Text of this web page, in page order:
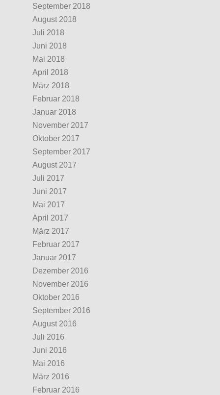
September 2018
August 2018
Juli 2018
Juni 2018
Mai 2018
April 2018
März 2018
Februar 2018
Januar 2018
November 2017
Oktober 2017
September 2017
August 2017
Juli 2017
Juni 2017
Mai 2017
April 2017
März 2017
Februar 2017
Januar 2017
Dezember 2016
November 2016
Oktober 2016
September 2016
August 2016
Juli 2016
Juni 2016
Mai 2016
März 2016
Februar 2016